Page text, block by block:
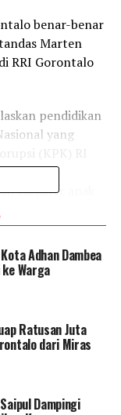
benar-benar
Marten
RRI Gorontalo
pendidikan
yang
ini
karakter anak
Kebudayaan
di pendidikan
masa
itu
yang
Adhan Dambea
Warga
Ratusan Juta
dari Miras
Dampingi